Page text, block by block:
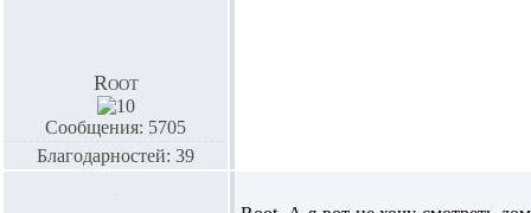
Root
Сообщения: 5705
Благодарностей: 39